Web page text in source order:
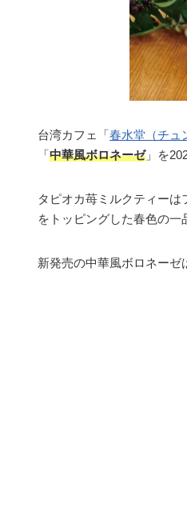
台湾カフェ「春水堂（チュ
「中華風ボロネーゼ」を
タピオカ苺ミルクティー
をトッピングした春色の一
新発売の中華風ボロネーゼ